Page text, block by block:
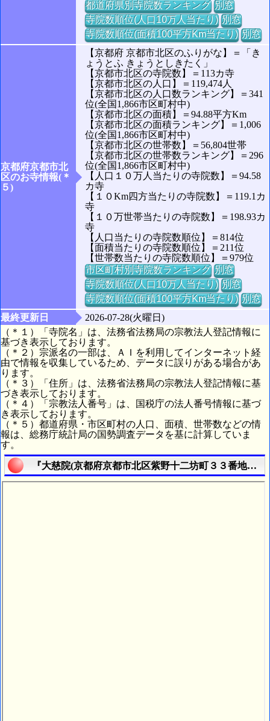
都道府県別寺院数ランキング 別窓
寺院数順位(人口10万人当たり) 別窓
寺院数順位(面積100平方Km当たり) 別窓
京都府京都市北
区のお寺情報(＊
５)
【京都府 京都市北区のふりがな】＝「き
ょうとふ きょうとしきたく」
【京都市北区の寺院数】＝113カ寺
【京都市北区の人口】＝119,474人
【京都市北区の人口数ランキング】＝341
位(全国1,866市区町村中)
【京都市北区の面積】＝94.88平方Km
【京都市北区の面積ランキング】＝1,006
位(全国1,866市区町村中)
【京都市北区の世帯数】＝56,804世帯
【京都市北区の世帯数ランキング】＝296
位(全国1,866市区町村中)
【人口１０万人当たりの寺院数】＝94.58
カ寺
【１０Km四方当たりの寺院数】＝119.1カ
寺
【１０万世帯当たりの寺院数】＝198.93カ
寺
【人口当たりの寺院数順位】＝814位
【面積当たりの寺院数順位】＝211位
【世帯数当たりの寺院数順位】＝979位
市区町村別寺院数ランキング 別窓
寺院数順位(人口10万人当たり) 別窓
寺院数順位(面積100平方Km当たり) 別窓
最終更新日
2026-07-28(火曜日)
（＊１）「寺院名」は、法務省法務局の宗教法人登記情報に
基づき表示しております。
（＊２）宗派名の一部は、ＡＩを利用してインターネット経
由で情報を収集しているため、データに誤りがある場合があ
ります。
（＊３）「住所」は、法務省法務局の宗教法人登記情報に基
づき表示しております。
（＊４）「宗教法人番号」は、国税庁の法人番号情報に基づ
き表示しております。
（＊５）都道府県・市区町村の人口、面積、世帯数などの情
報は、総務庁統計局の国勢調査データを基に計算していま
す。
『大慈院(京都府京都市北区紫野十二坊町３３番地の